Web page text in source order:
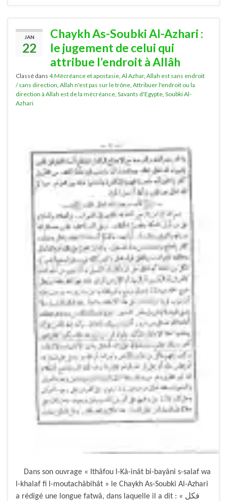
JAN
22
Chaykh As-Soubki Al-Azhari :
le jugement de celui qui
attribue l’endroit à Allâh
Classé dans 4.Mécréance et apostasie Al Azhar, Allah est sans endroit
/ sans direction Allah n'est pas sur le trône Attribuer l'endroit ou la
direction à Allah est de la mécréance Savants d'Egypte Soubki Al-
Azhari
Dans son ouvrage « Ithâfou l-Kâ-inât bi-bayâni s-salaf wa
l-khalaf fi l-moutachâbihât » le Chaykh As-Soubki Al-Azhari
a rédigé une longue fatwâ, dans laquelle il a dit : « فكل